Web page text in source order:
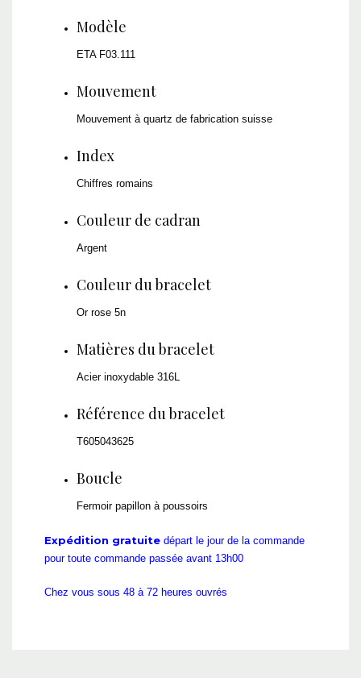
Modèle
ETA F03.111
Mouvement
Mouvement à quartz de fabrication suisse
Index
Chiffres romains
Couleur de cadran
Argent
Couleur du bracelet
Or rose 5n
Matières du bracelet
Acier inoxydable 316L
Référence du bracelet
T605043625
Boucle
Fermoir papillon à poussoirs
Expédition gratuite départ le jour de la commande
pour toute commande passée avant 13h00
Chez vous sous 48 à 72 heures ouvrés